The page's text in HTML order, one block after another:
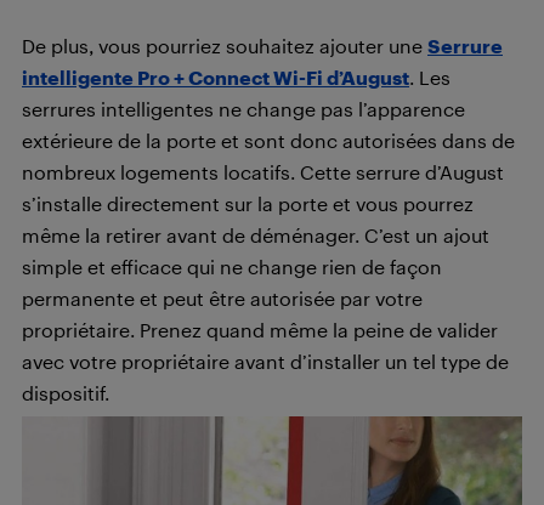
De plus, vous pourriez souhaitez ajouter une Serrure
intelligente Pro + Connect Wi-Fi d’August. Les
serrures intelligentes ne change pas l’apparence
extérieure de la porte et sont donc autorisées dans de
nombreux logements locatifs. Cette serrure d’August
s’installe directement sur la porte et vous pourrez
même la retirer avant de déménager. C’est un ajout
simple et efficace qui ne change rien de façon
permanente et peut être autorisée par votre
propriétaire. Prenez quand même la peine de valider
avec votre propriétaire avant d’installer un tel type de
dispositif.